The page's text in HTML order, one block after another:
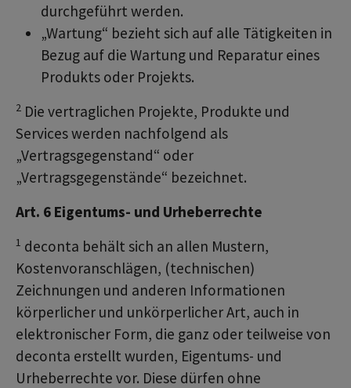
durchgeführt werden.
„Wartung“ bezieht sich auf alle Tätigkeiten in
Bezug auf die Wartung und Reparatur eines
Produkts oder Projekts.
2 Die vertraglichen Projekte, Produkte und
Services werden nachfolgend als
„Vertragsgegenstand“ oder
„Vertragsgegenstände“ bezeichnet.
Art. 6 Eigentums- und Urheberrechte
1 deconta behält sich an allen Mustern,
Kostenvoranschlägen, (technischen)
Zeichnungen und anderen Informationen
körperlicher und unkörperlicher Art, auch in
elektronischer Form, die ganz oder teilweise von
deconta erstellt wurden, Eigentums- und
Urheberrechte vor. Diese dürfen ohne